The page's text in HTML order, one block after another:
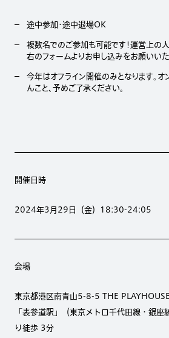
途中参加・途中退場OK
複数名でのご参加も可能です！運営上の
右のフォームよりお申し込みをお願いいた
今年はオフライン開催のみとなります。
んこと、予めご了承ください。
開催日時
2024年3月29日（金）18:30-24:05
会場
東京都港区南青山5-8-5 THE
「表参道駅」（東京メトロ千代田線・銀
り徒歩 3分